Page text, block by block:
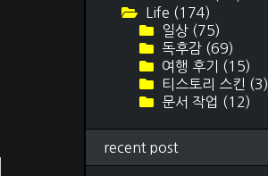
Life (174)
일상 (75)
독후감 (69)
여행 후기 (15)
티스토리 스킨 (3)
문서 작업 (12)
recent post